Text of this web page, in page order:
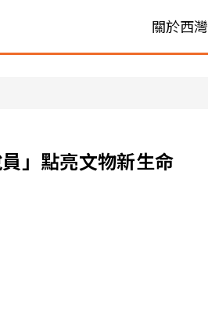
關於西灣
」點亮文物新生命